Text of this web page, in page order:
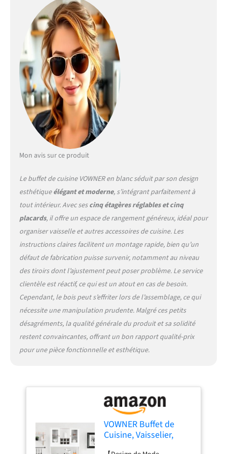
moderne ou rétro, ce
meuble garde-manger
s'adapte parfaitement et
reflète votre goût
extraordinaire ! 【Grand
Espace de Rangement】: Ce
meuble cuisine rangement
comprend 5 armoires à
portes et 3 tiroirs
coulissants, un plan de
travail central ouvert, cinq
étagères pour une
【Détails des Armoires de
Rangement】: 39,3''W x
15''D x 71,2''H (100W x 38D x
181H cm), Taille du
comptoir : 38''W x 15''D,
Taille du tiroir : 11,8''W x
maximum : plus de 250 lbs.
【Artisanat de Haute
Qualité】: Construit en
panneau MDF avec un motif
avec un revêtement
imperméable pour un
nettoyage facile. la
charnière améliorée est très
flexible. 【Assemblage
Facile】: Chaque panneau
les instructions de montage
pour sélectionner les pièces
correspondantes à
assembler. Note : Le Buffet
de Cuisine complet est
expédié en 2 colis (colis A et
B), il est possible qu'ils
Mon avis sur ce produit
Le buffet de cuisine VOWNER en blanc séduit par son design
esthétiqueélégant et moderne, s’intégrant parfaitement à
tout intérieur. Avec sescinq étagères réglables et cinq
placards, il offre un espace de rangement généreux, idéal pour
organiser vaisselle et autres accessoires de cuisine. Les
instructions claires facilitent un montage rapide, bien qu’un
défaut de fabrication puisse survenir, notamment au niveau
des tiroirs dont l’ajustement peut poser problème. Le service
clientèle est réactif, ce qui est un atout en cas de besoin.
Cependant, le bois peut s’effriter lors de l’assemblage, ce qui
nécessite une manipulation prudente. Malgré ces petits
désagréments, la qualité générale du produit et sa solidité
restent convaincantes, offrant un bon rapport qualité-prix
pour une pièce fonctionnelle et esthétique.
VOWNER Buffet de
Cuisine, Vaisselier,